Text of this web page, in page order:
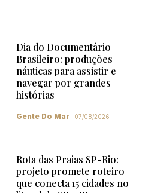
Dia do Documentário
Brasileiro: produções
náuticas para assistir e
navegar por grandes
histórias
Gente Do Mar 07/08/2026
Rota das Praias SP-Rio:
projeto promete roteiro
que conecta 15 cidades no